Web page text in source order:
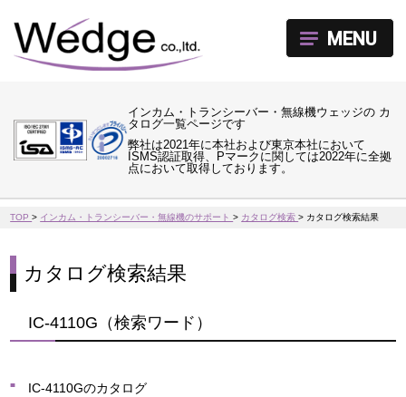
インカム・トランシーバー・無線機ウェッジの カ
タログ一覧ページです
弊社は2021年に本社および東京本社において
ISMS認証取得、Pマークに関しては2022年に全拠
点において取得しております。
MENU
TOP> インカム・トランシーバー・無線機のサポート> カタログ検索> カタログ検索結果
カタログ検索結果
IC-4110G（検索ワード）
IC-4110Gのカタログ